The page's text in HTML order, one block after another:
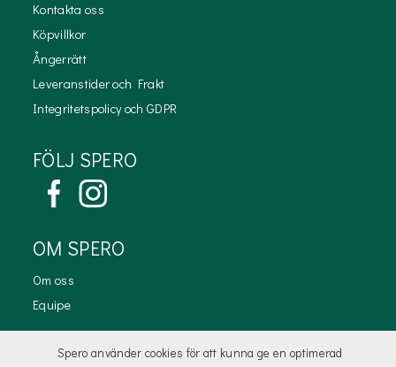
Kontakta oss
Köpvillkor
Ångerrätt
Leveranstider och Frakt
Integritetspolicy och GDPR
FÖLJ SPERO
OM SPERO
Om oss
Equipe
KONTAKTA OSS
Spero använder cookies för att kunna ge en optimerad